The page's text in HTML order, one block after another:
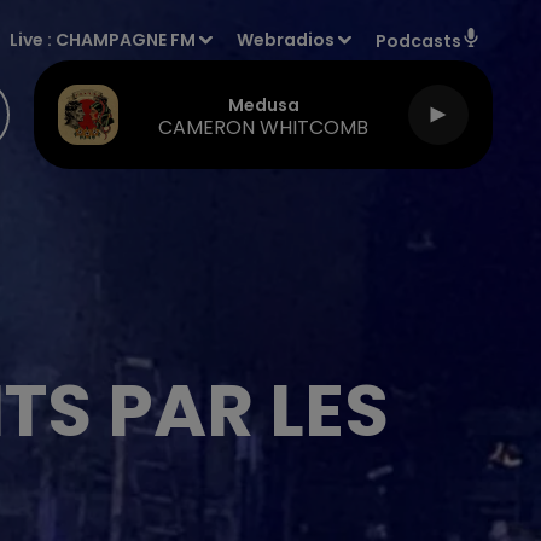
Live : CHAMPAGNE FM Webradios Podcasts
Medusa
CAMERON WHITCOMB
PAR LES